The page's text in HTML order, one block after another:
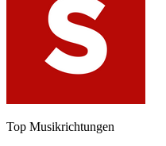
Top Musikrichtungen